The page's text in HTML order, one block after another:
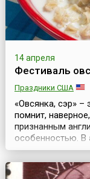
14 апреля
Фестиваль
Праздники США
«Овсянка, сэр» –
помнит,
признанным
особенностью. В
овес (овсяные
«протестантский
называется и